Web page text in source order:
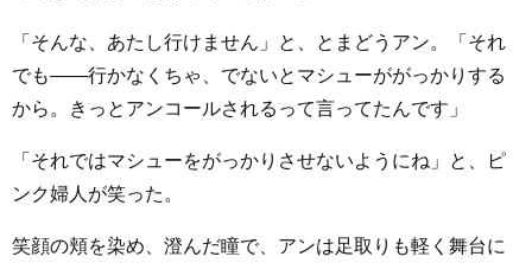
「そんな、あたし行けません」と、とまどうアン。「それ
でも――行かなくちゃ、でないとマシューががっかりする
から。きっとアンコールされるって言ってたんです」
「それではマシューをがっかりさせないようにね」と、ピ
ンク婦人が笑った。
笑顔の頬を染め、澄んだ瞳で、アンは足取りも軽く舞台に